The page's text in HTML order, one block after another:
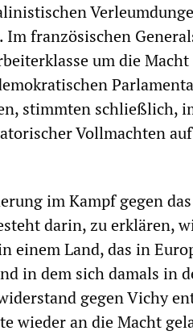
Im französischen
um die
stimmten schließlich,
Vollmachten
im Kampf gegen
darin, zu erklären,
einem Land, das in
in dem sich damals in
gegen Vichy
wieder an die Macht